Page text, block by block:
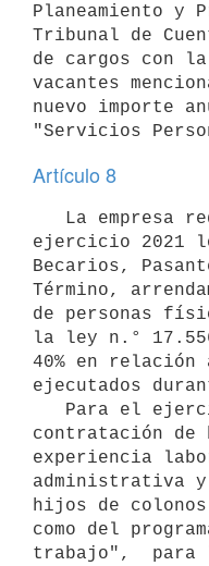
Planeamiento y
Tribunal de
de cargos con
vacantes
nuevo importe
Artículo 8
ejercicio 2021
Becarios,
Término,
de personas
la ley n.°
40% en
ejecutados
contratación de
experiencia
administrativa
hijos de
como del
trabajo",  para